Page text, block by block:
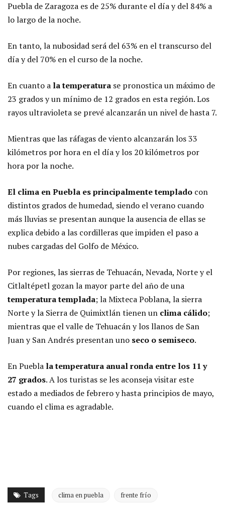
Puebla de Zaragoza es de 25% durante el día y del 84% a
lo largo de la noche.
En tanto, la nubosidad será del 63% en el transcurso del
día y del 70% en el curso de la noche.
En cuanto a la temperatura se pronostica un máximo de
23 grados y un mínimo de 12 grados en esta región. Los
rayos ultravioleta se prevé alcanzarán un nivel de hasta 7.
Mientras que las ráfagas de viento alcanzarán los 33
kilómetros por hora en el día y los 20 kilómetros por
hora por la noche.
El clima en Puebla es principalmente templado con
distintos grados de humedad, siendo el verano cuando
más lluvias se presentan aunque la ausencia de ellas se
explica debido a las cordilleras que impiden el paso a
nubes cargadas del Golfo de México.
Por regiones, las sierras de Tehuacán, Nevada, Norte y el
Citlaltépetl gozan la mayor parte del año de una
temperatura templada; la Mixteca Poblana, la sierra
Norte y la Sierra de Quimixtlán tienen un clima cálido;
mientras que el valle de Tehuacán y los llanos de San
Juan y San Andrés presentan uno seco o semiseco.
En Puebla la temperatura anual ronda entre los 11 y
27 grados. A los turistas se les aconseja visitar este
estado a mediados de febrero y hasta principios de mayo,
cuando el clima es agradable.
Tags clima en puebla frente frío